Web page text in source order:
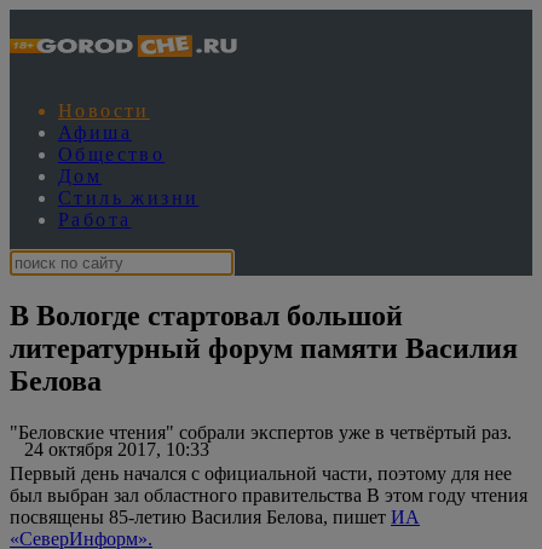
Новости
Афиша
Общество
Дом
Стиль жизни
Работа
В Вологде стартовал большой
литературный форум памяти Василия
Белова
24 октября 2017, 10:33
"Беловские чтения" собрали экспертов уже в четвёртый раз.
Первый день начался с официальной части, поэтому для нее
был выбран зал областного правительства В этом году чтения
посвящены 85-летию Василия Белова, пишет ИА
«СеверИнформ».